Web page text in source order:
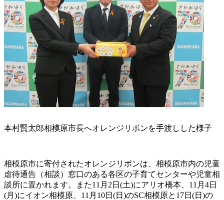
本村賢太郎相模原市長へオレンジリボンを手渡しした様子
相模原市に寄付されたオレンジリボンは、相模原市内の児童
虐待通告（相談）窓口のある各区の子育てセンターや児童相
談所に置かれます。また11月2日(土)にアリオ橋本、11月4日
(月)にイオン相模原、11月10日(日)のSC相模原と17日(日)の